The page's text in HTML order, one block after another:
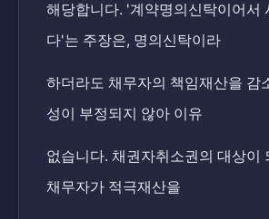
해당합니다. '계약명의신탁이어서
다'는 주장은, 명의신탁이라
하더라도 채무자의 책임재산을 감
성이 부정되지 않아 이유
없습니다. 채권자취소권의 대상이
채무자가 적극재산을